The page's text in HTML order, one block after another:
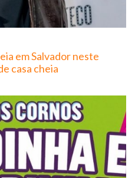
em Salvador neste
casa cheia